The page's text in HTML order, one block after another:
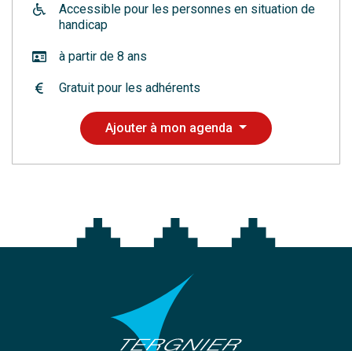
Accessible pour les personnes en situation de
handicap
à partir de 8 ans
Gratuit pour les adhérents
Ajouter à mon agenda